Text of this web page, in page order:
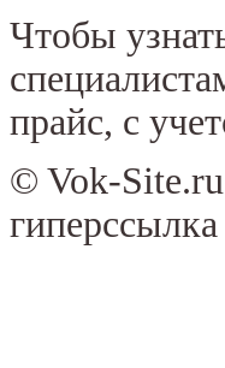
Чтобы
прайс, с
© Vok-
гиперссылка